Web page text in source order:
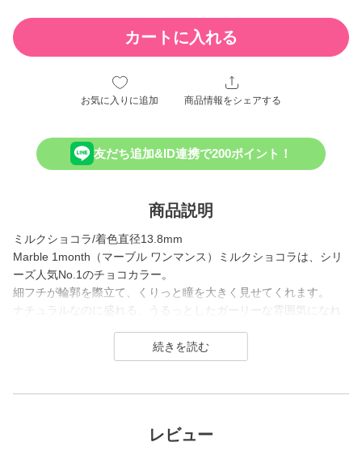
カートに入れる
お気に入りに追加 商品情報をシェアする
友だち追加&ID連携で200ポイント！
商品説明
ミルクショコラ/着色直径13.8mm
Marble 1month（マーブル ワンマンス）ミルクショコラは、シリ
ーズ人気No.1のチョコカラー。
細フチが輪郭を際立て、くりっと瞳を大きく見せてくれます。
ナチュラルなのに盛れる、うるっとしたガーリーな雰囲気になれ
Marble 1month（マーブル ワンマンス）は“可愛く盛れるDIA14.5
レビュー